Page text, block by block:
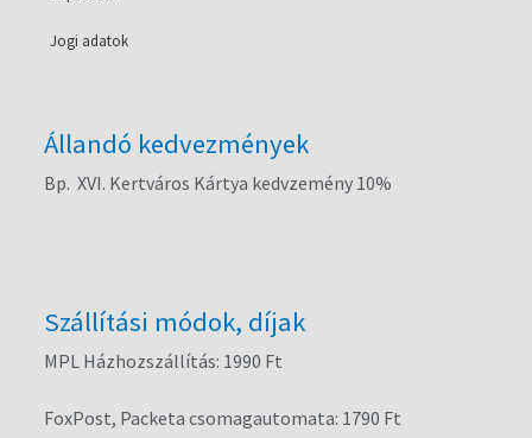
Jogi adatok
Állandó kedvezmények
Bp. XVI. Kertváros Kártya kedvzemény 10%
Szállítási módok, díjak
MPL Házhozszállítás: 1990 Ft
FoxPost, Packeta csomagautomata: 1790 Ft